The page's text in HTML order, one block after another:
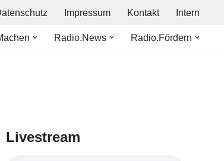
Impressum Kontakt Intern
Radio.News Radio.Fördern
Livestream